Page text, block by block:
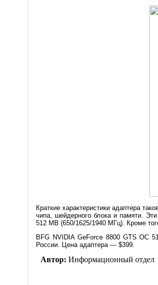
Краткие характеристики адаптера
чипа, шейдерного блока и памяти.
512 MB (650/1625/1940 МГц). Кроме
BFG NVIDIA GeForce 8800 GTS OC
России. Цена адаптера — $399.
Автор: Информационный отдел